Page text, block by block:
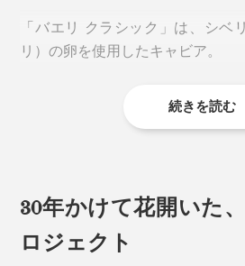
ワークリーム、半熟のゆで卵や
モンや生ハムなどと好相性。
あとは辛口のシャンパンや白ワ
キャビアパーティのスタートです
「バエリ クラシック」は、シベ
リ）の卵を使用したキャビア。
ANAのファーストクラスで採用さ
続きを読む
30年かけて花開いた
ロジェクト